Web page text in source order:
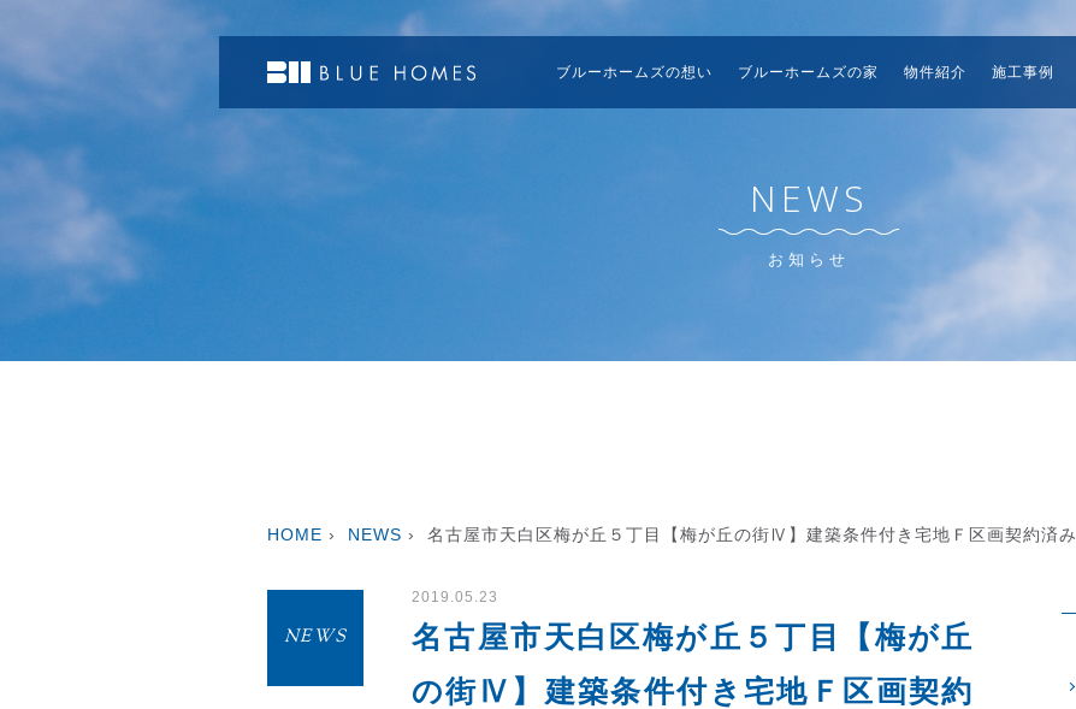
ブルーホームズの想い 施工事例
ブルーホームズの家 物件紹介
NEWS
お知らせ
HOME › NEWS › 名古屋市天白区梅が丘５丁目【梅が丘の街Ⅳ】建築条件付き宅地Ｆ区画契約済み
NEWS
2019.05.23
名古屋市天白区梅が丘５丁目【梅が丘
の街Ⅳ】建築条件付き宅地Ｆ区画契約